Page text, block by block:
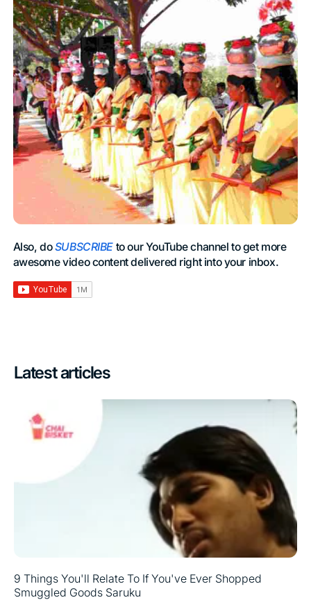
Also, doSUBSCRIBE to our YouTube channel to get more
awesome video content delivered right into your inbox.
Latest articles
9 Things You'll Relate To If You've Ever Shopped
Smuggled Goods Saruku